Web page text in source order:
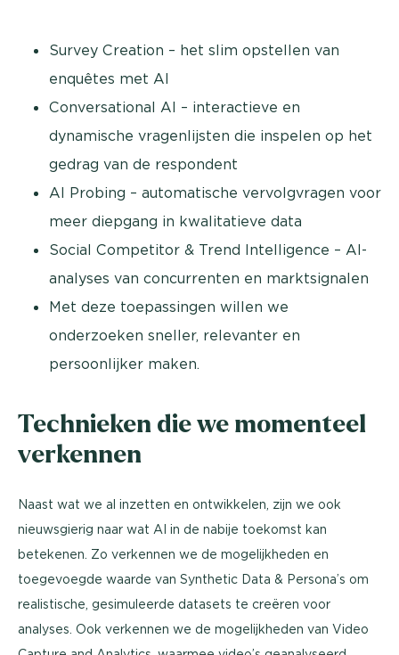
Survey Creation – het slim opstellen van
enquêtes met AI
Conversational AI – interactieve en
dynamische vragenlijsten die inspelen op het
gedrag van de respondent
AI Probing – automatische vervolgvragen voor
meer diepgang in kwalitatieve data
Social Competitor & Trend Intelligence – AI-
analyses van concurrenten en marktsignalen
Met deze toepassingen willen we
onderzoeken sneller, relevanter en
persoonlijker maken.
Technieken die we momenteel
verkennen
Naast wat we al inzetten en ontwikkelen, zijn we ook
nieuwsgierig naar wat AI in de nabije toekomst kan
betekenen. Zo verkennen we de mogelijkheden en
toegevoegde waarde van Synthetic Data & Persona’s om
realistische, gesimuleerde datasets te creëren voor
analyses. Ook verkennen we de mogelijkheden van Video